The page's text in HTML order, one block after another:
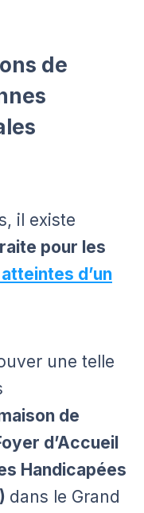
de
il existe
pour les
d’un
une telle
de
d’Accueil
Handicapées
dans le Grand